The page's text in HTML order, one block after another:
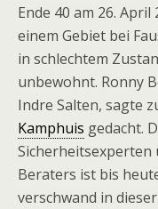
Ende 40 am 26.
einem Gebiet bei
in schlechtem
unbewohnt. Ronny
Indre Salten, sagte
Kamphuis gedacht.
Sicherheitsexperten
Beraters ist bis
verschwand in